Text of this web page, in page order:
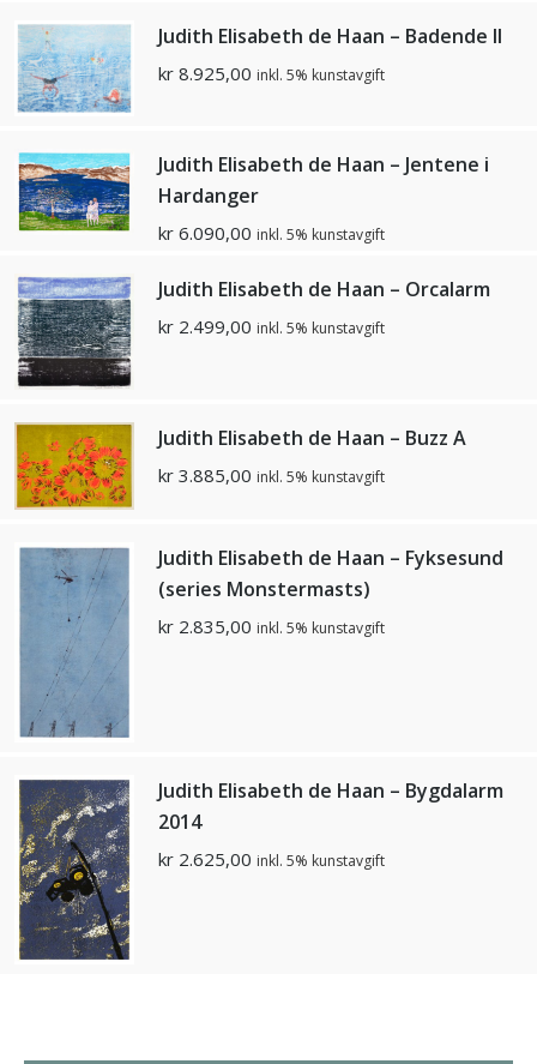
Judith Elisabeth de Haan – Badende II
kr 8.925,00 inkl. 5% kunstavgift
Judith Elisabeth de Haan – Jentene i
Hardanger
kr 6.090,00 inkl. 5% kunstavgift
Judith Elisabeth de Haan – Orcalarm
kr 2.499,00 inkl. 5% kunstavgift
Judith Elisabeth de Haan – Buzz A
kr 3.885,00 inkl. 5% kunstavgift
Judith Elisabeth de Haan – Fyksesund
(series Monstermasts)
kr 2.835,00 inkl. 5% kunstavgift
Judith Elisabeth de Haan – Bygdalarm
2014
kr 2.625,00 inkl. 5% kunstavgift